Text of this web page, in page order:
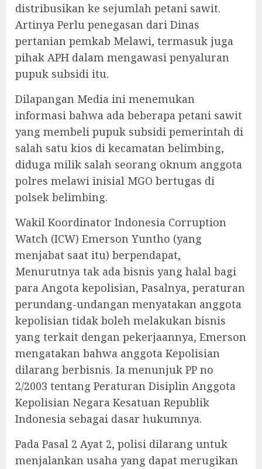
distribusikan ke sejumlah petani sawit.
Artinya Perlu penegasan dari Dinas
pertanian pemkab Melawi, termasuk juga
pihak APH dalam mengawasi penyaluran
pupuk subsidi itu.
Dilapangan Media ini menemukan
informasi bahwa ada beberapa petani sawit
yang membeli pupuk subsidi pemerintah di
salah satu kios di kecamatan belimbing,
diduga milik salah seorang oknum anggota
polres melawi inisial MGO bertugas di
polsek belimbing.
Wakil Koordinator Indonesia Corruption
Watch (ICW) Emerson Yuntho (yang
menjabat saat itu) berpendapat,
Menurutnya tak ada bisnis yang halal bagi
para Angota kepolisian, Pasalnya, peraturan
perundang-undangan menyatakan anggota
kepolisian tidak boleh melakukan bisnis
yang terkait dengan pekerjaannya, Emerson
mengatakan bahwa anggota Kepolisian
dilarang berbisnis. Ia menunjuk PP no
2/2003 tentang Peraturan Disiplin Anggota
Kepolisian Negara Kesatuan Republik
Indonesia sebagai dasar hukumnya.
Pada Pasal 2 Ayat 2, polisi dilarang untuk
menjalankan usaha yang dapat merugikan